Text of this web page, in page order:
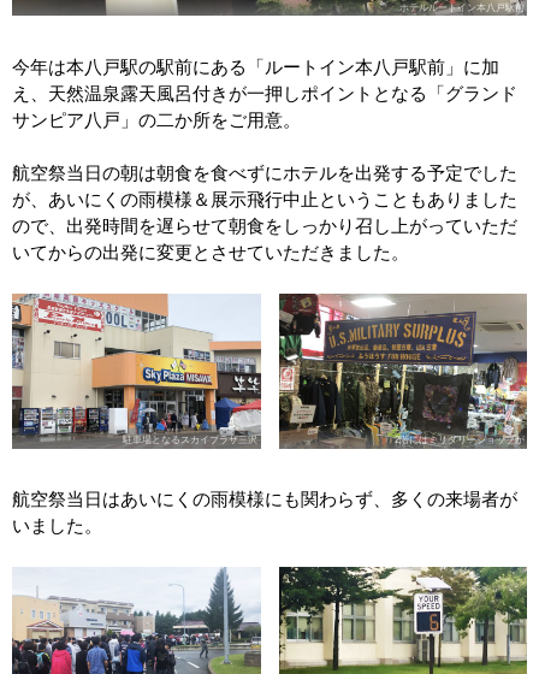
ホテルルートイン本八戸駅前
今年は本八戸駅の駅前にある「ルートイン本八戸駅前」に加
え、天然温泉露天風呂付きが一押しポイントとなる「グランド
サンピア八戸」の二か所をご用意。
航空祭当日の朝は朝食を食べずにホテルを出発する予定でした
が、あいにくの雨模様＆展示飛行中止ということもありました
ので、出発時間を遅らせて朝食をしっかり召し上がっていただ
いてからの出発に変更とさせていただきました。
駐車場となるスカイプラザ三沢 2階にはミリタリーショップが
航空祭当日はあいにくの雨模様にも関わらず、多くの来場者が
いました。